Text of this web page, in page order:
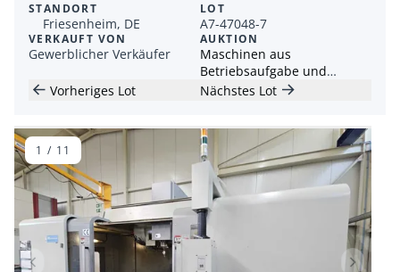
STANDORT
Friesenheim, DE
VERKAUFT VON
Gewerblicher Verkäufer
LOT
A7-47048-7
AUKTION
Maschinen aus
Betriebsaufgabe und
Produktionsschließung
Vorheriges Lot Nächstes Lot
Vorheriger Artikel
1 / 11